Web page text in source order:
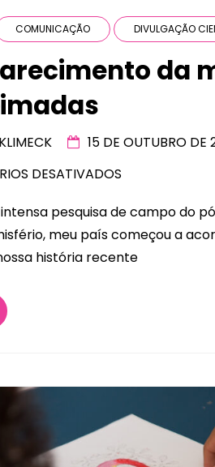
COMUNICAÇÃO DIVULGAÇÃO
da
15 DE OUTUBRO DE
DESATIVADOS
pesquisa de campo do
meu país começou a
história recente